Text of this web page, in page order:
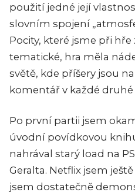
použití jedné její
slovním spojení
Pocity, které jsme při hře
tematické, hra měla
světě, kde příšery jsou
komentář v každé druhé
Po první partii jsem
úvodní povídkovou
nahrával starý load na
Geralta. Netflix jsem
jsem dostatečně